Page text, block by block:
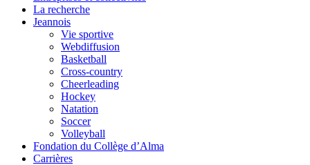
La recherche
Jeannois
Vie sportive
Webdiffusion
Basketball
Cross-country
Cheerleading
Hockey
Natation
Soccer
Volleyball
Fondation du Collège d’Alma
Carrières